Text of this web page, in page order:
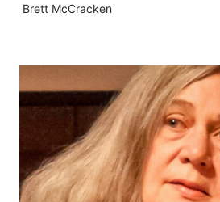
Brett McCracken